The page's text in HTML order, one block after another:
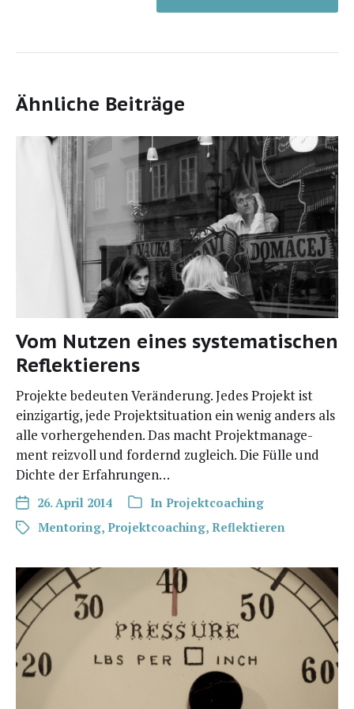
Ähnliche Beiträge
Vom Nutzen eines systematischen
Reflektierens
Projek­te bedeu­ten Ver­än­de­rung. Jedes Pro­jekt ist
ein­zig­ar­tig, jede Pro­jekt­si­tua­ti­on ein wenig anders als
alle vor­her­ge­hen­den. Das macht Pro­jekt­ma­nage­
ment reiz­voll und for­dernd zugleich. Die Fül­le und
Dich­te der Erfahrungen…
26. April 2014 In Projektcoaching
Mentoring, Projektcoaching, Reflektieren